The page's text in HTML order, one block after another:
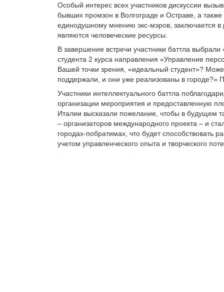
Особый интерес всех участников дискуссии
бывших промзон в Волгограде и Остраве, а
единодушному мнению экс-мэров, заключается
являются человеческие ресурсы.
В завершение встречи участники баттла
студента 2 курса направления «Управление
Вашей точки зрения, «идеальный студент»?
поддержали, и они уже реализованы в
Участники интеллектуального баттла
организации мероприятия и предоставленную
Италии высказали пожелание, чтобы в будущем
– организаторов международного проекта – и
городах-побратимах, что будет способствовать
учетом управленческого опыта и творческого